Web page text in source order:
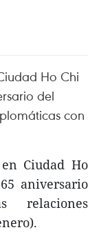
Ho Chi
del
con
Ciudad Ho
aniversario
relaciones